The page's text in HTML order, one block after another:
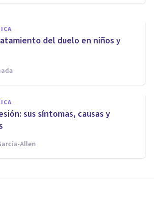
del duelo en niños y
sus síntomas, causas y
Allen